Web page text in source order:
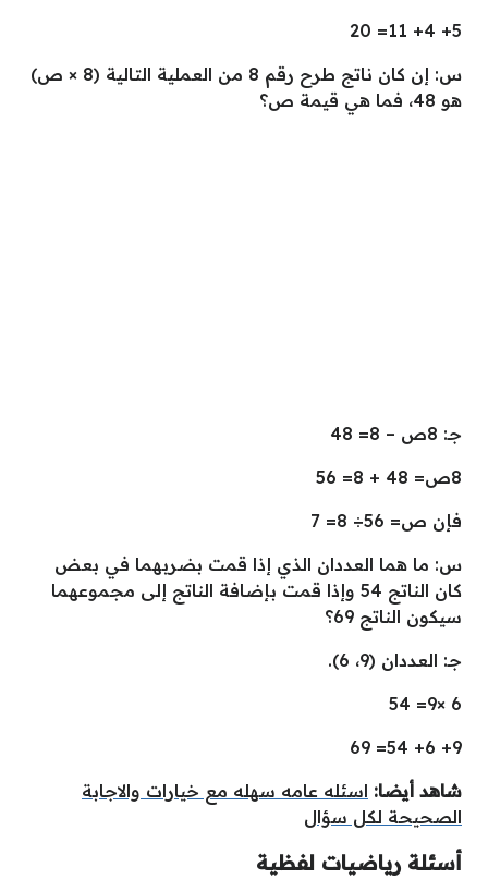
5+ 4+ 11= 20
س: إن كان ناتج طرح رقم 8 من العملية التالية (8 × ص)
هو 48، فما هي قيمة ص؟
جـ: 8ص – 8= 48
8ص= 48 + 8= 56
فإن ص= 56÷ 8= 7
س: ما هما العددان الذي إذا قمت بضربهما في بعض
كان الناتج 54 وإذا قمت بإضافة الناتج إلى مجموعهما
سيكون الناتج 69؟
جـ: العددان (9، 6).
6 ×9= 54
9+ 6+ 54= 69
شاهد أيضا: اسئله عامه سهله مع خيارات والاجابة
الصحيحة لكل سؤال
أسئلة رياضيات لفظية